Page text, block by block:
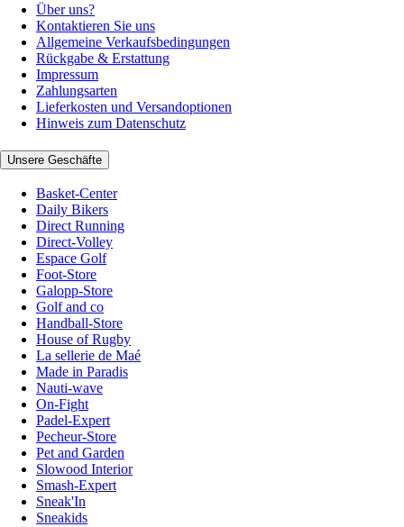
Über uns?
Kontaktieren Sie uns
Allgemeine Verkaufsbedingungen
Rückgabe & Erstattung
Impressum
Zahlungsarten
Lieferkosten und Versandoptionen
Hinweis zum Datenschutz
Unsere Geschäfte
Basket-Center
Daily Bikers
Direct Running
Direct-Volley
Espace Golf
Foot-Store
Galopp-Store
Golf and co
Handball-Store
House of Rugby
La sellerie de Maé
Made in Paradis
Nauti-wave
On-Fight
Padel-Expert
Pecheur-Store
Pet and Garden
Slowood Interior
Smash-Expert
Sneak'In
Sneakids